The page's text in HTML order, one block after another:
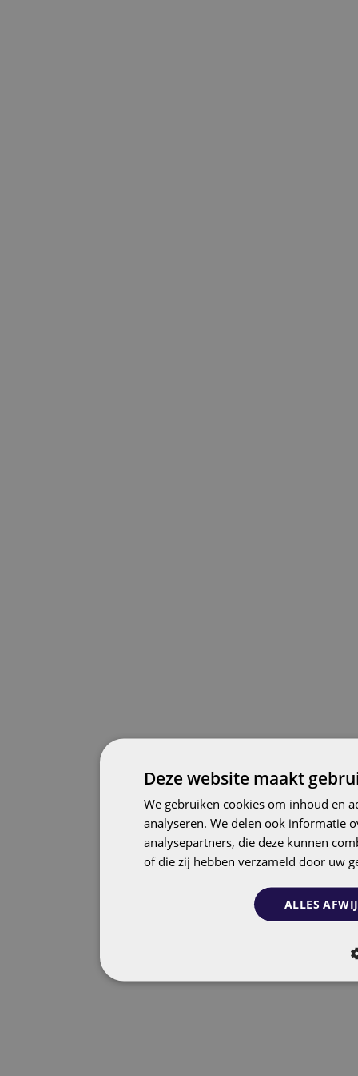
Deze website maakt
We gebruiken cookies om inhoud en
analyseren. We delen ook informatie
analysepartners, die deze kunnen
of die zij hebben verzameld door uw
ALLES